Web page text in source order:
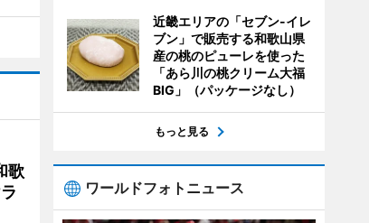
歌
近畿エリアの「セブン-イレ
ブン」で販売する和歌山県
産の桃のピューレを使った
「あら川の桃クリーム大福
BIG」（パッケージなし）
もっと見る
ワールドフォトニュース